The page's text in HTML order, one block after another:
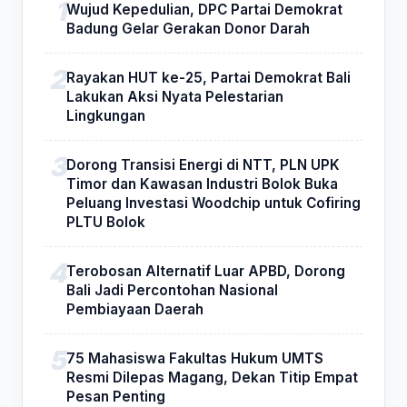
Wujud Kepedulian, DPC Partai Demokrat
Badung Gelar Gerakan Donor Darah
Rayakan HUT ke-25, Partai Demokrat Bali
Lakukan Aksi Nyata Pelestarian
Lingkungan
Dorong Transisi Energi di NTT, PLN UPK
Timor dan Kawasan Industri Bolok Buka
Peluang Investasi Woodchip untuk Cofiring
PLTU Bolok
Terobosan Alternatif Luar APBD, Dorong
Bali Jadi Percontohan Nasional
Pembiayaan Daerah
75 Mahasiswa Fakultas Hukum UMTS
Resmi Dilepas Magang, Dekan Titip Empat
Pesan Penting